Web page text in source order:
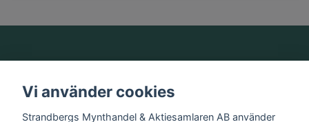
Information
Vi använder cookies
Strandbergs Mynthandel & Aktiesamlaren AB använder